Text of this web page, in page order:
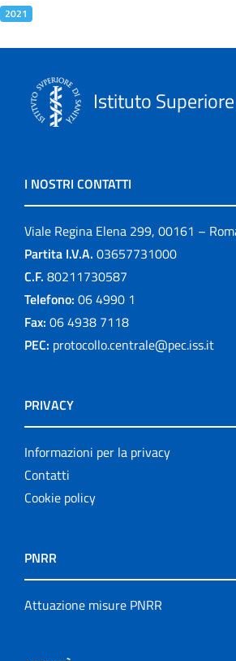
2021
Istituto
I NOSTRI CONTATTI
Viale Regina Elena 299, 00161 –
Partita I.V.A. 03657731000
C.F. 80211730587
Telefono: 06 4990 1
Fax: 06 4938 7118
PEC: protocollo.centrale@pec.iss.it
PRIVACY
Informazioni per la privacy
Contatti
Cookie policy
PNRR
Attuazione misure PNRR